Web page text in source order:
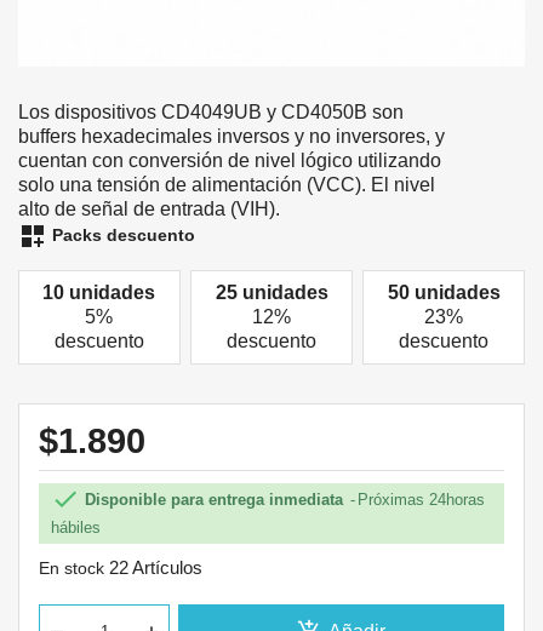
Los dispositivos CD4049UB y CD4050B son
buffers hexadecimales inversos y no inversores, y
cuentan con conversión de nivel lógico utilizando
solo una tensión de alimentación (VCC). El nivel
alto de señal de entrada (VIH).
dashboard_customize Packs descuento
10 unidades
5%
descuento
25 unidades
12%
descuento
50 unidades
23%
descuento
$1.890
 Disponible para entrega inmediata
Próximas 24horas
hábiles
En stock 22 Artículos